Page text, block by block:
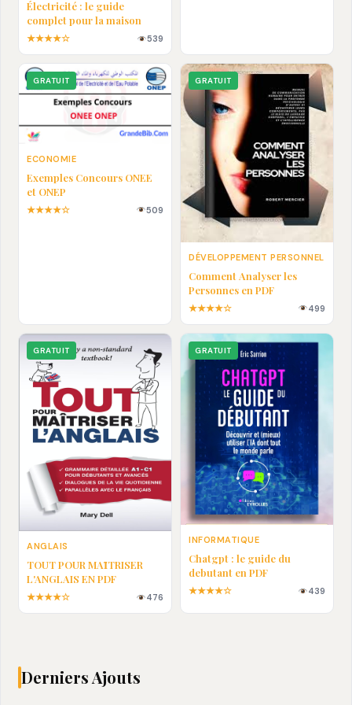
Électricité : le guide
complet pour la maison
★★★★☆ 539
GRATUIT
ECONOMIE
Exemples Concours ONEE
et ONEP
★★★★☆ 509
GRATUIT
DÉVELOPPEMENT PERSONNEL
Comment Analyser les
Personnes en PDF
★★★★☆ 499
GRATUIT
ANGLAIS
TOUT POUR MAȊTRISER
L'ANGLAIS EN PDF
★★★★☆ 476
GRATUIT
INFORMATIQUE
Chatgpt : le guide du
debutant en PDF
★★★★☆ 439
Derniers Ajouts